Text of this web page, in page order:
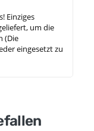
Einziges
um die
(Die
eingesetzt zu